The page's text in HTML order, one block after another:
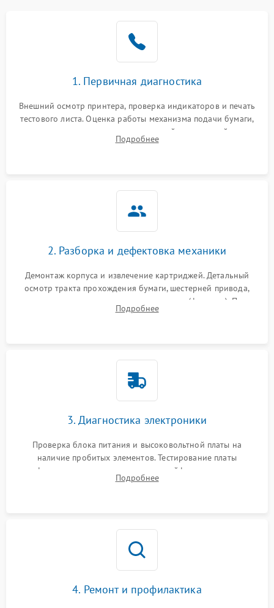
1. Первичная диагностика
Внешний осмотр принтера, проверка индикаторов и печать
тестового листа. Оценка работы механизма подачи бумаги,
выявление посторонних шумов, замятий и первичный анализ
дефектов печати (полосы, фон, пробелы).
Подробнее
2. Разборка и дефектовка механики
Демонтаж корпуса и извлечение картриджей. Детальный
осмотр тракта прохождения бумаги, шестерней привода,
роликов захвата и узла термозакрепления (фьюзера). Поиск
физического износа и повреждений деталей.
Подробнее
3. Диагностика электроники
Проверка блока питания и высоковольтной платы на
наличие пробитых элементов. Тестирование платы
форматирования, целостности шлейфов, контактов
картриджа и оптопар (датчиков прохождения и наличия
Подробнее
4. Ремонт и профилактика